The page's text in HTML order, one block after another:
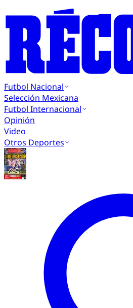
Futbol Nacional
Selección Mexicana
Futbol Internacional
Opinión
Video
Otros Deportes